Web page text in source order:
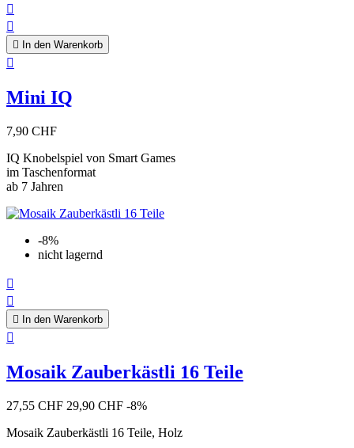


 In den Warenkorb

Mini IQ
7,90 CHF
IQ Knobelspiel von Smart Games
im Taschenformat
ab 7 Jahren
-8%
nicht lagernd


 In den Warenkorb

Mosaik Zauberkästli 16 Teile
27,55 CHF 29,90 CHF -8%
Mosaik Zauberkästli 16 Teile, Holz